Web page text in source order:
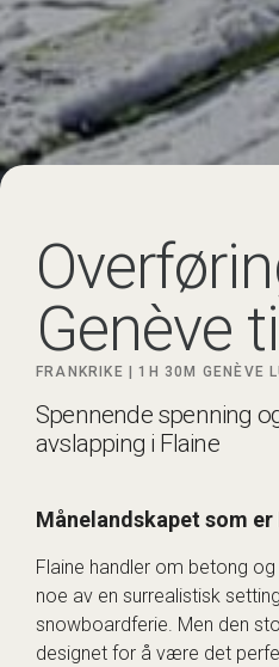
Genève
FRANKRIKE |1H 30M GENÈVE
Spennende spenning
avslapping i Flaine
Månelandskapet som er
Flaine handler om betong
noe av en surrealistisk
snowboardferie. Men den
designet for å være det